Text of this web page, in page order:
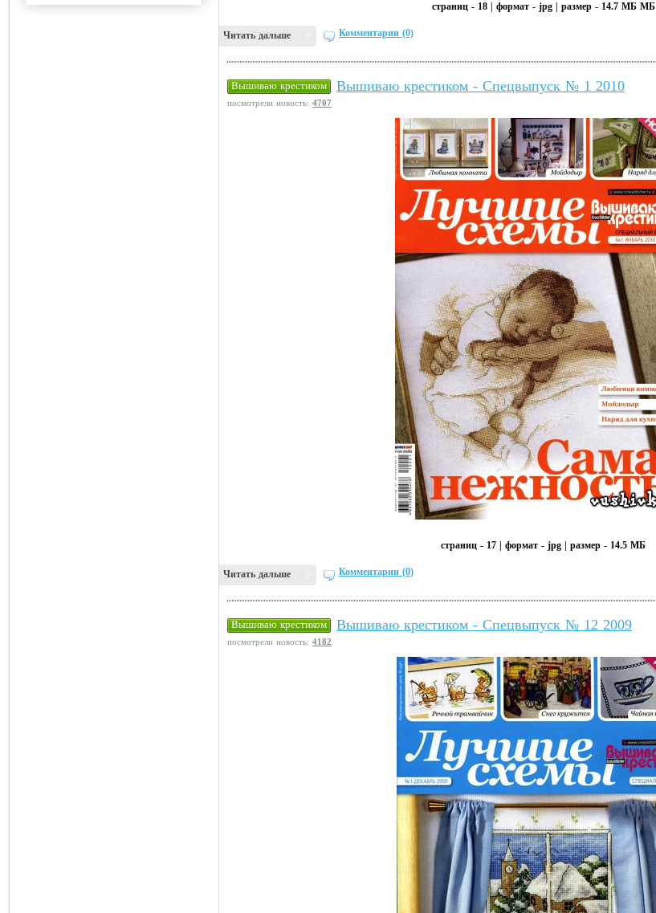
страниц - 18 | формат - jpg | размер - 14.7 МБ МБ
Читать дальше Комментарии (0)
Вышиваю крестиком Вышиваю крестиком - Спецвыпуск № 1 2010
посмотрели новость: 4707
страниц - 17 | формат - jpg | размер - 14.5 МБ
Читать дальше Комментарии (0)
Вышиваю крестиком Вышиваю крестиком - Спецвыпуск № 12 2009
посмотрели новость: 4182